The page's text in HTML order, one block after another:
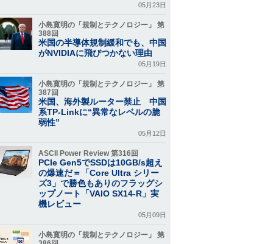
05月23日
小島寛明の「規制とテクノロジー」 第
388回
米国の半導体規制緩和でも、中国
がNVIDIAに飛びつかない理由
05月19日
小島寛明の「規制とテクノロジー」 第
387回
米国、海外製ルーター禁止 中国
系TP-Linkに“異常なレベルの脆
弱性”
05月12日
ASCII Power Review 第316回
PCIe Gen5でSSDは10GB/s超え
の爆速だ＝「Core Ultra シリー
ズ3」で勝色もありのフラッグシ
ップノート「VAIO SX14-R」実
機レビュー
05月09日
小島寛明の「規制とテクノロジー」 第